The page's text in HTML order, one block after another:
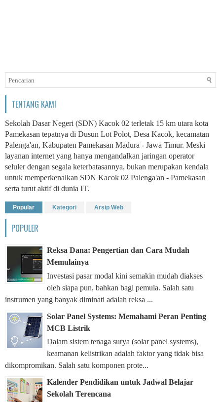
TENTANG KAMI
Sekolah Dasar Negeri (SDN) Kacok 02 terletak 15 km utara kota
Pamekasan tepatnya di Dusun Lot Polot, Desa Kacok, kecamatan
Palenga'an, Kabupaten Pamekasan Madura - Jawa Timur. Meski
layanan internet yang hanya mengandalkan jaringan operator
seluler dengan segala keterbatasannya, bukan merupakan kendala
untuk memperkenalkan SDN Kacok 02 Palenga'an - Pamekasan
serta turut aktif di dunia IT.
Popular Kategori Arsip Web
POPULER
Reksa Dana: Pengertian dan Cara Mudah
Memulainya
Investasi pasar modal kini semakin mudah diakses
oleh siapa pun, bahkan bagi pemula. Salah satu
instrumen yang banyak diminati adalah reksa ...
Solar Panel Systems: Memahami Peran Penting
MCB Listrik
Dalam sistem tenaga surya (solar panel systems),
keamanan kelistrikan adalah faktor yang tidak bisa
dikompromikan. Salah satu komponen prote...
Kalender Pendidikan untuk Jadwal Belajar
Sekolah Terencana